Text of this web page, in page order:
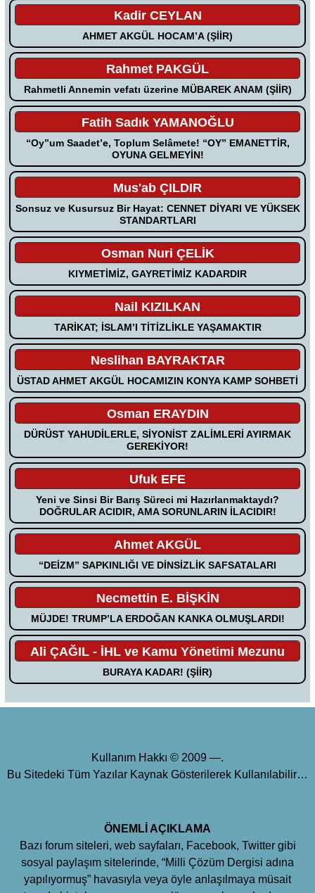
Kadir CEYLAN
AHMET AKGÜL HOCAM’A (ŞİİR)
Rahmet PAKGÜL
Rahmetli Annemin vefatı üzerine MÜBAREK ANAM (ŞİİR)
Fatih Sadık YAMANOĞLU
“Oy”um Saadet’e, Toplum Selâmete! “OY” EMANETTİR,
OYUNA GELMEYİN!
Mus'ab ÇILDIR
Sonsuz ve Kusursuz Bir Hayat: CENNET DİYARI VE YÜKSEK
STANDARTLARI
Osman Nuri ÇELİK
KIYMETİMİZ, GAYRETİMİZ KADARDIR
Nail KIZILKAN
TARİKAT; İSLAM’I TİTİZLİKLE YAŞAMAKTIR
Neslihan BAYRAKTAR
ÜSTAD AHMET AKGÜL HOCAMIZIN KONYA KAMP SOHBETİ
Osman ERAYDIN
DÜRÜST YAHUDİLERLE, SİYONİST ZALİMLERİ AYIRMAK
GEREKİYOR!
Ufuk EFE
Yeni ve Sinsi Bir Barış Süreci mi Hazırlanmaktaydı?
DOĞRULAR ACIDIR, AMA SORUNLARIN İLACIDIR!
Ahmet AKGÜL
“DEİZM” SAPKINLIĞI VE DİNSİZLİK SAFSATALARI
Necmettin E. BİŞKİN
MÜJDE! TRUMP’LA ERDOĞAN KANKA OLMUŞLARDI!
Ali ÇAĞIL - İHL ve Kamu Yönetimi Mezunu
BURAYA KADAR! (ŞİİR)
Kullanım Hakkı © 2009 —.
Bu Sitedeki Tüm Yazılar Kaynak Gösterilerek Kullanılabilir…
ÖNEMLİ AÇIKLAMA
Bazı forum siteleri, web sayfaları, Facebook, Twitter gibi
sosyal paylaşım sitelerinde, “Milli Çözüm Dergisi adına
yapılıyormuş” havasıyla veya öyle anlaşılmaya müsait